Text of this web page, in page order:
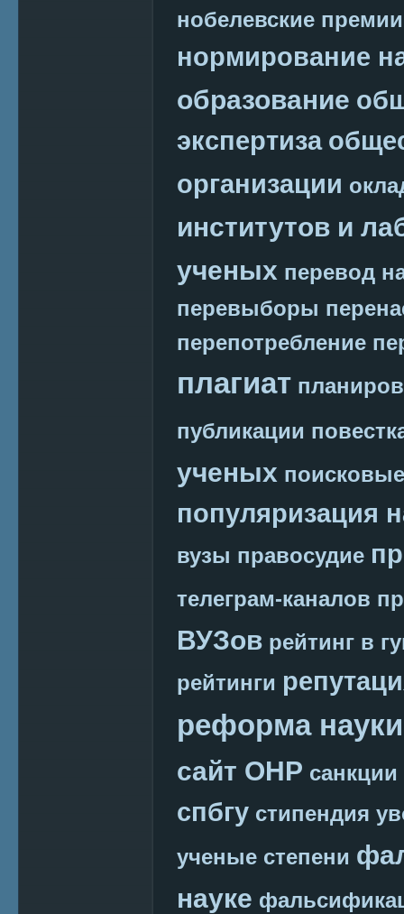
нобелевские премии
нормирование
образование
экспертиза
организации
институтов и
ученых перевод
перевыборы
перепотребление
плагиат
публикации
ученых
популяризация
вузы правосудие
телеграм-каналов
ВУЗов рейтинг в
рейтинги
реформа науки
сайт ОНР санкции
спбгу стипендия
ученые степени
науке